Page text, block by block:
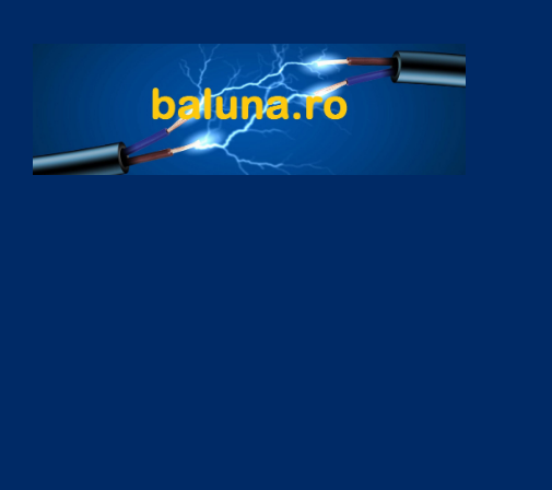
Skip to content